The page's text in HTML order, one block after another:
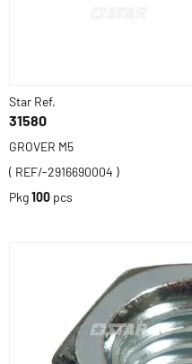
Star Ref.
31580
GROVER M5
( REF/-2916690004 )
Pkg100 pcs